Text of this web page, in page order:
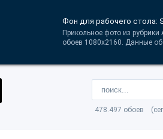
Фон для рабочего стола:
Прикольное фото из
обоев 1080x2160. Данные
478.497 обоев